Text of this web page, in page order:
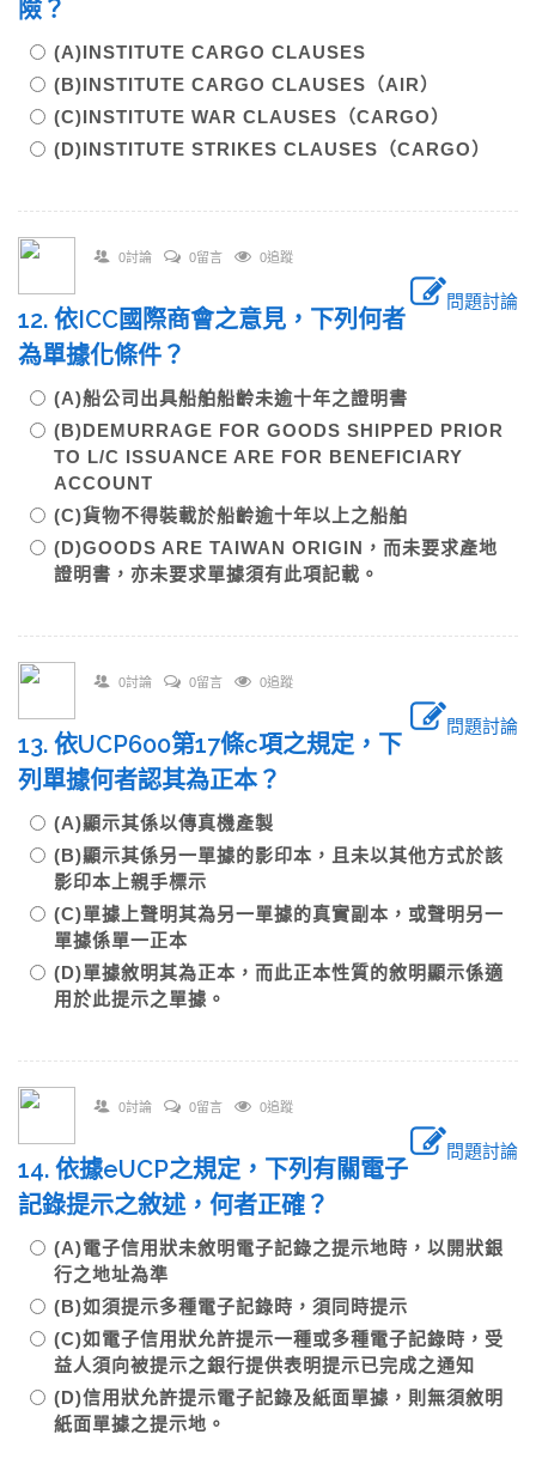
險？
(A)INSTITUTE CARGO CLAUSES
(B)INSTITUTE CARGO CLAUSES（AIR）
(C)INSTITUTE WAR CLAUSES（CARGO）
(D)INSTITUTE STRIKES CLAUSES（CARGO）
0討論 0留言 0追蹤
問題討論
12. 依ICC國際商會之意見，下列何者
為單據化條件？
(A)船公司出具船舶船齡未逾十年之證明書
(B)DEMURRAGE FOR GOODS SHIPPED PRIOR
TO L/C ISSUANCE ARE FOR BENEFICIARY
ACCOUNT
(C)貨物不得裝載於船齡逾十年以上之船舶
(D)GOODS ARE TAIWAN ORIGIN，而未要求產地
證明書，亦未要求單據須有此項記載。
0討論 0留言 0追蹤
問題討論
13. 依UCP600第17條c項之規定，下
列單據何者認其為正本？
(A)顯示其係以傳真機產製
(B)顯示其係另一單據的影印本，且未以其他方式於該
影印本上親手標示
(C)單據上聲明其為另一單據的真實副本，或聲明另一
單據係單一正本
(D)單據敘明其為正本，而此正本性質的敘明顯示係適
用於此提示之單據。
0討論 0留言 0追蹤
問題討論
14. 依據eUCP之規定，下列有關電子
記錄提示之敘述，何者正確？
(A)電子信用狀未敘明電子記錄之提示地時，以開狀銀
行之地址為準
(B)如須提示多種電子記錄時，須同時提示
(C)如電子信用狀允許提示一種或多種電子記錄時，受
益人須向被提示之銀行提供表明提示已完成之通知
(D)信用狀允許提示電子記錄及紙面單據，則無須敘明
紙面單據之提示地。